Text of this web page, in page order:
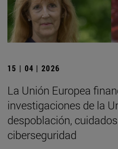
15 | 04 | 2026
La Unión Europea
investigaciones de la
despoblación,
ciberseguridad